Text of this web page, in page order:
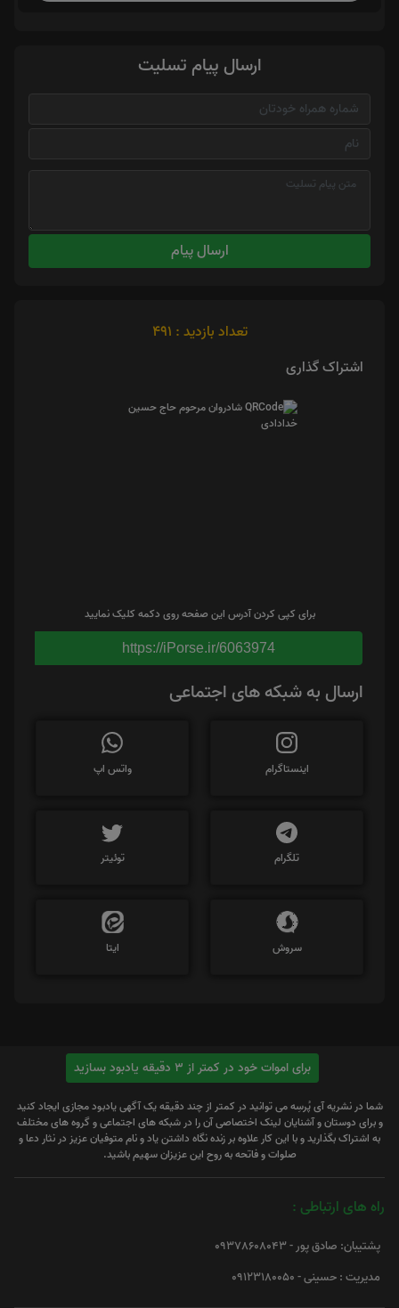
ارسال پیام تسلیت
ارسال پیام
تعداد بازدید : 491
اشتراک گذاری
برای کپی کردن آدرس این صفحه روی دکمه کلیک نمایید
https://iPorse.ir/6063974
ارسال به شبکه های اجتماعی
اینستاگرام واتس اپ
تلگرام توئیتر
سروش ایتا
برای اموات خود در کمتر از 3 دقیقه یادبود بسازید
شما در نشریه آی پُرسِه می توانید در کمتر از چند دقیقه یک آگهی یادبود مجازی ایجاد کنید
و برای دوستان و آشنایان لینک اختصاصی آن را در شبکه های اجتماعی و گروه های مختلف
به اشتراک بگذارید و با این کار علاوه بر زنده نگاه داشتن یاد و نام متوفیان عزیز در نثار دعا و
صلوات و فاتحه به روح این عزیزان سهیم باشید.
راه های ارتباطی :
پشتیبان: صادق پور - 09378608043
مدیریت : حسینی - 09123180050